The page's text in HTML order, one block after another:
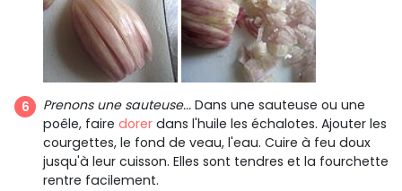
Prenons une sauteuse... Dans une sauteuse ou une
poêle, faire dorer dans l'huile les échalotes. Ajouter les
courgettes, le fond de veau, l'eau. Cuire à feu doux
jusqu'à leur cuisson. Elles sont tendres et la fourchette
rentre facilement.